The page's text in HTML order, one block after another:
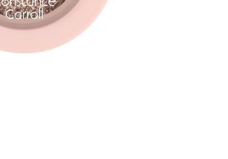
CREARE UN ACCOUNT